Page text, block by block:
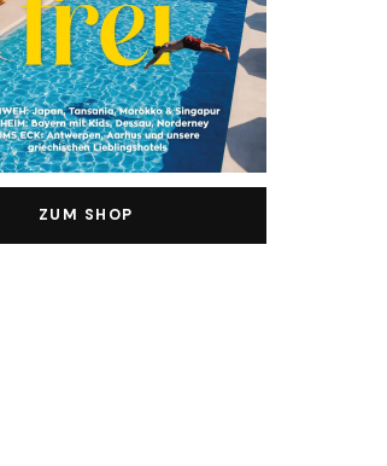
ZUM SHOP